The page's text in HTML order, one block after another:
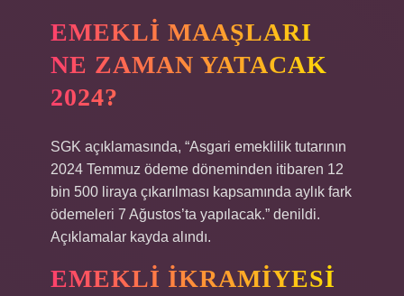
EMEKLI MAAŞLARI
NE ZAMAN YATACAK
2024?
SGK açıklamasında, “Asgari emeklilik tutarının
2024 Temmuz ödeme döneminden itibaren 12
bin 500 liraya çıkarılması kapsamında aylık fark
ödemeleri 7 Ağustos’ta yapılacak.” denildi.
Açıklamalar kayda alındı.
EMEKLI IKRAMIYESI